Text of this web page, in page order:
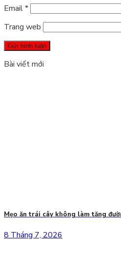
Email*
Trang web
Bài viết mới
Mẹo ăn trái cây không làm tăng
8 Tháng 7, 2026